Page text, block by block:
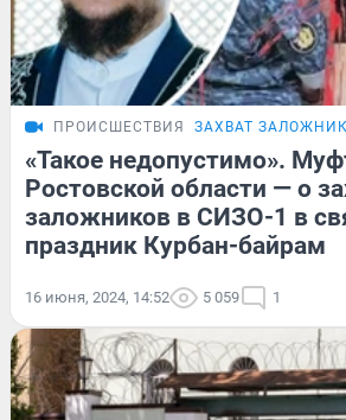
ПРОИСШЕСТВИЯ ЗАХВАТ
«Такое недопустимо».
Ростовской области — о
заложников в СИЗО-1 в
праздник Курбан-байрам
16 июня, 2024, 14:52 5 059 1